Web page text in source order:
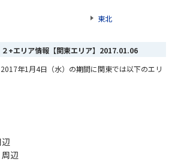
東北
+エリア情報【関東エリア】 2017.01.06
年1月4日（水）の期間に関東では以下のエリ
辺